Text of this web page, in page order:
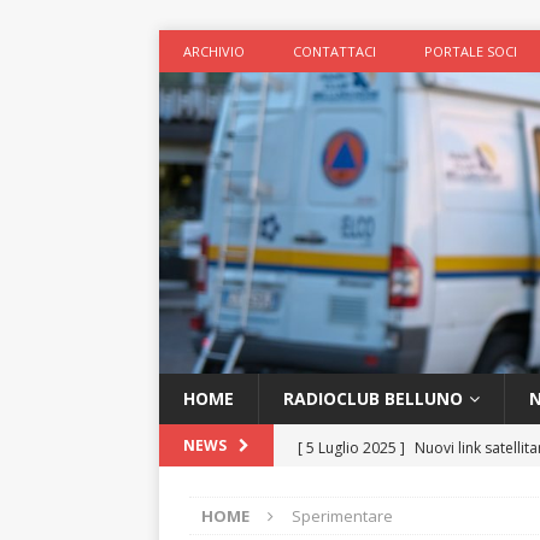
ARCHIVIO CONTATTACI PORTALE SOCI
HOME RADIOCLUB BELLUNO
NEWS [ 5 Luglio 2025 ] Nuovi link
[ 7 Gennaio 2025 ]
HOME Sperimentare